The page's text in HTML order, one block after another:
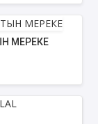
МЕРЕКЕ